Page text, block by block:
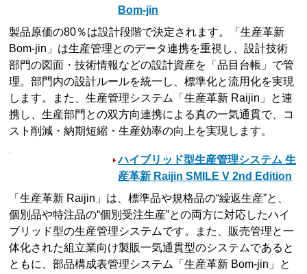
Bom-jin
製品原価の80％は設計段階で決定されます。「生産革新
Bom-jin」は生産管理とのデータ連携を重視し、設計技術
部門の図面・技術情報などの設計資産を「品目台帳」で管
理。部門内の設計ルールを統一し、標準化と流用化を実現
します。また、生産管理システム「生産革新 Raijin」と連
携し、生産部門との双方向連携による真の一気通貫で、コ
スト削減・納期短縮・生産効率の向上を実現します。
ハイブリッド型生産管理システム 生
産革新 Raijin SMILE V 2nd Edition
「生産革新 Raijin」は、標準品や規格品の“繰返生産”と、
個別品や特注品の“個別受注生産”との両方に対応したハイ
ブリッド型の生産管理システムです。また、販売管理と一
体化された組立業向け製販一気通貫型のシステムであると
ともに、部品構成表管理システム「生産革新 Bom-jin」と